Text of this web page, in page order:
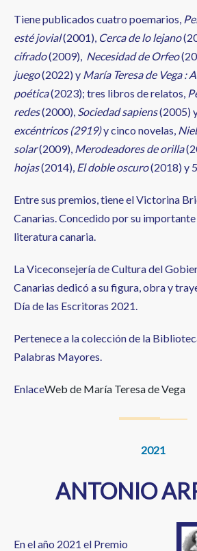
Tiene publicados cuatro poemarios,
esté jovial(2001), Cerca de lo lejano
cifrado(2009), Necesidad de Orfeo
juego(2022) y María Teresa de Vega :
poética(2023); tres libros de relatos,
redes(2000), Sociedad sapiens(2005)
excéntricos (2919)y cinco novelas,
solar(2009), Merodeadores de orilla
hojas(2014), El doble oscuro(2018) y
Entre sus premios, tiene el Victorina
Canarias. Concedido por su
literatura canaria.
La Viceconsejería de Cultura del
Canarias dedicó a su figura, obra y
Día de las Escritoras 2021.
Pertenece a la colección de la
Palabras Mayores.
EnlaceWeb de María Teresa de Vega
2021
ANTONIO
En el año 2021 el Premio